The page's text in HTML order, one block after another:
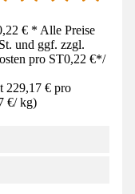
€ * Alle Preise
und ggf. zzgl.
pro ST0,22 €*/
229,17 € pro
€/ kg)